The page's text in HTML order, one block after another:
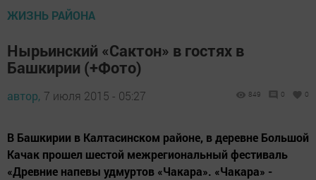
ЖИЗНЬ РАЙОНА
Нырьинский «Сактон» в гостях в
Башкирии (+Фото)
автор, 7 июля 2015 - 05:27 849 0 0
В Башкирии в Калтасинском районе, в деревне Большой
Качак прошел шестой межрегиональный фестиваль
«Древние напевы удмуртов «Чакара». «Чакара» -